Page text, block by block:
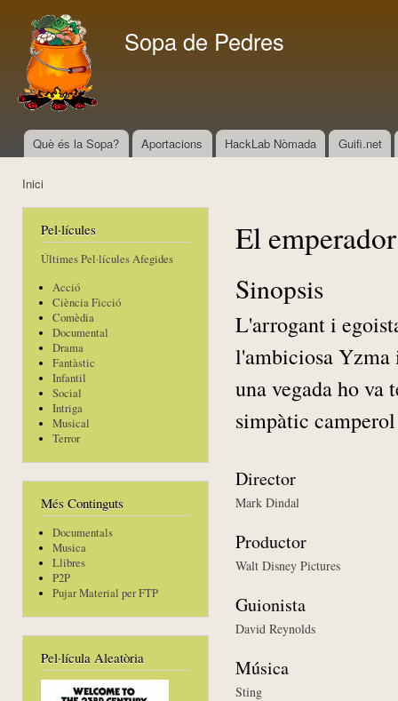
Sopa de Pedres
Menú principal
Què és la Sopa? Aportacions HackLab Nòmada Guifi.net
Inici
Pel·lícules
Últimes Pel·lícules Afegides
Acció
Ciència Ficció
Comèdia
Documental
Drama
Fantàstic
Infantil
Social
Intriga
Musical
Terror
Més Continguts
Documentals
Musica
Llibres
P2P
Pujar Material per FTP
Pel·lícula Aleatòria
El
Sinopsis
L'arrogant i
l'ambiciosa Yzma
una vegada ho va
simpàtic
Director
Mark Dindal
Productor
Walt Disney Pictures
Guionista
David Reynolds
Música
Sting